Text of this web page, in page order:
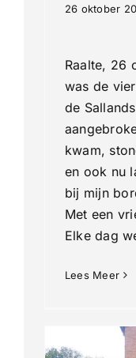
26 oktober
Raalte, 26
was de
de
kwam,
en ook nu
bij mijn
Met een
Elke dag
Lees Meer